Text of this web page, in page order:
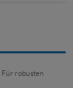
Für robusten